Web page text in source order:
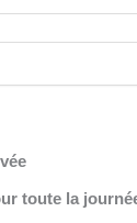
toute la